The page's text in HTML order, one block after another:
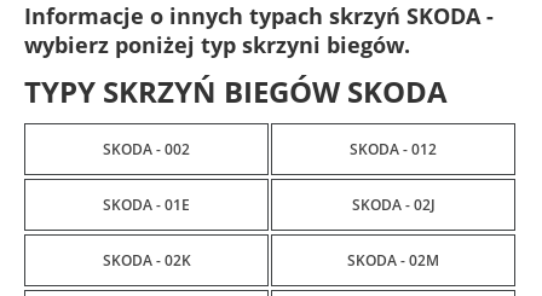
Informacje o innych typach skrzyń SKODA -
wybierz poniżej typ skrzyni biegów.
TYPY SKRZYŃ BIEGÓW SKODA
SKODA - 002 SKODA - 012
SKODA - 01E SKODA - 02J
SKODA - 02K SKODA - 02M